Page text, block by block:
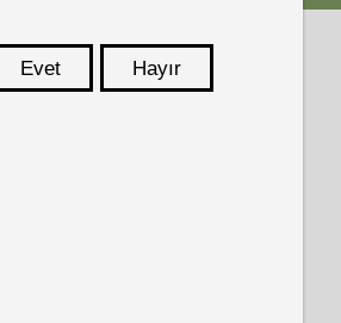
Evet
Hayır